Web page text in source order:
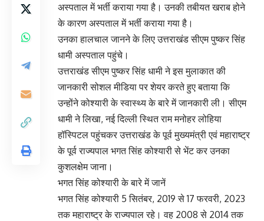
अस्पताल में भर्ती कराया गया है। उनकी तबीयत खराब होने
के कारण अस्पताल में भर्ती कराया गया है।
उनका हालचाल जानने के लिए उत्तराखंड सीएम पुष्कर सिंह
धामी अस्पताल पहुंचे।
उत्तराखंड सीएम पुष्कर सिंह धामी ने इस मुलाकात की
जानकारी सोशल मीडिया पर शेयर करते हुए बताया कि
उन्होंने कोश्यारी के स्वास्थ्य के बारे में जानकारी ली। सीएम
धामी ने लिखा, नई दिल्ली स्थित राम मनोहर लोहिया
हॉस्पिटल पहुंचकर उत्तराखंड के पूर्व मुख्यमंत्री एवं महाराष्ट्र
के पूर्व राज्यपाल भगत सिंह कोश्यारी से भेंट कर उनका
कुशलक्षेम जाना।
भगत सिंह कोश्यारी के बारे में जानें
भगत सिंह कोश्यारी 5 सितंबर, 2019 से 17 फरवरी, 2023
तक महाराष्ट्र के राज्यपाल रहे। वह 2008 से 2014 तक